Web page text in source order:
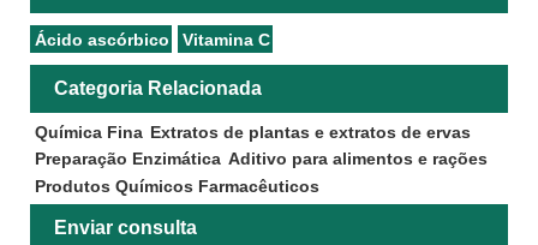
Ácido ascórbico Vitamina C
Categoria Relacionada
Química Fina Extratos de plantas e extratos de ervas
Preparação Enzimática Aditivo para alimentos e rações
Produtos Químicos Farmacêuticos
Enviar consulta